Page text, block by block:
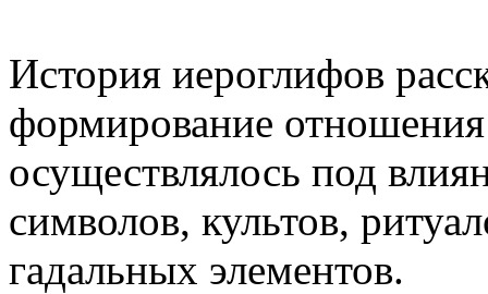
История иероглифов
формирование
осуществлялось под
символов, культов,
гадальных элементов.